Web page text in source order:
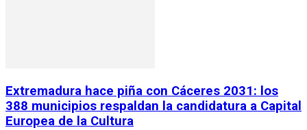
Extremadura hace piña con Cáceres 2031: los
388 municipios respaldan la candidatura a Capital
Europea de la Cultura